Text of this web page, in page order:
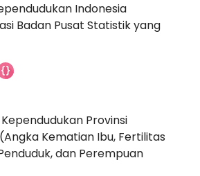
Indonesia
Badan Pusat Statistik yang